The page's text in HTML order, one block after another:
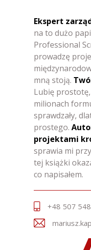
Ekspert
na to dużo
Professional
prowadzę
mną stoją.
Lubię
milionach
sprawdzały,
prostego.
projektami
sprawia mi
tej książki
co napisałem.
+48 507